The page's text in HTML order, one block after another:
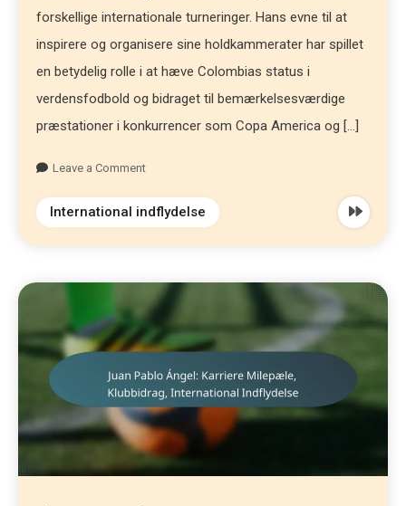
forskellige internationale turneringer. Hans evne til at
inspirere og organisere sine holdkammerater har spillet
en betydelig rolle i at hæve Colombias status i
verdensfodbold og bidraget til bemærkelsesværdige
præstationer i konkurrencer som Copa America og […]
Leave a Comment
International indflydelse